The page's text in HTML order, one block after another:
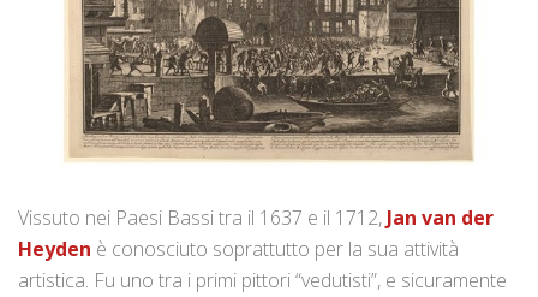
Vissuto nei Paesi Bassi tra il 1637 e il 1712,Jan van der
Heyden è conosciuto soprattutto per la sua attività
artistica. Fu uno tra i primi pittori “vedutisti”, e sicuramente